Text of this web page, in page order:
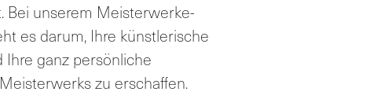
Bei unserem Meisterwerke-
es darum, Ihre künstlerische
ganz persönliche
zu erschaffen.